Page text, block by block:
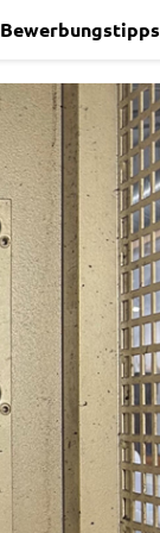
Bewerbungstipps